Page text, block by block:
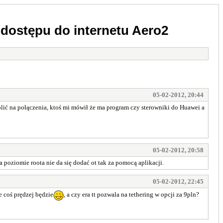
do internetu Aero2
05-02-2012, 20:44
na połączenia, ktoś mi mówił że ma program czy sterowniki do Huawei a
05-02-2012, 20:58
roota nie da się dodać ot tak za pomocą aplikacji.
05-02-2012, 22:45
coś prędzej będzie
, a czy era tt pozwala na tethering w opcji za 9pln?